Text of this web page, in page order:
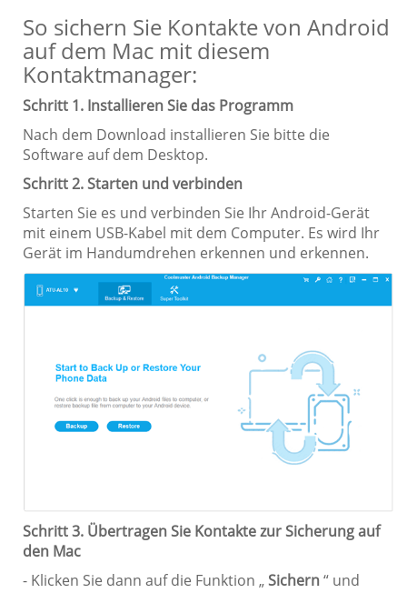
So sichern Sie Kontakte von Android
auf dem Mac mit diesem
Kontaktmanager:
Schritt 1. Installieren Sie das Programm
Nach dem Download installieren Sie bitte die
Software auf dem Desktop.
Schritt 2. Starten und verbinden
Starten Sie es und verbinden Sie Ihr Android-Gerät
mit einem USB-Kabel mit dem Computer. Es wird Ihr
Gerät im Handumdrehen erkennen und erkennen.
Schritt 3. Übertragen Sie Kontakte zur Sicherung auf
den Mac
- Klicken Sie dann auf die Funktion „Sichern“ und